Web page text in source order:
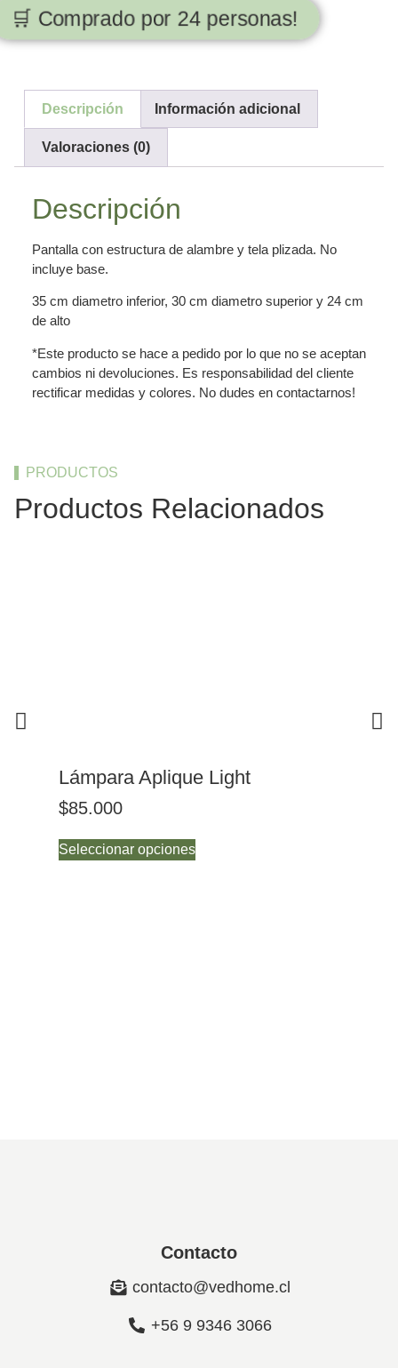
🛒 Comprado por 24 personas!
Descripción Información adicional
Valoraciones (0)
Descripción
Pantalla con estructura de alambre y tela plizada. No
incluye base.
35 cm diametro inferior, 30 cm diametro superior y 24 cm
de alto
*Este producto se hace a pedido por lo que no se aceptan
cambios ni devoluciones. Es responsabilidad del cliente
rectificar medidas y colores. No dudes en contactarnos!
PRODUCTOS
Productos Relacionados
Lámpara Aplique Light
$85.000
Seleccionar opciones
Contacto
contacto@vedhome.cl
+56 9 9346 3066